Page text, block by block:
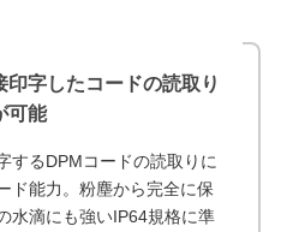
字したコードの読取り
可能
するDPMコードの読取りに
ド能力。粉塵から完全に保
水滴にも強いIP64規格に準